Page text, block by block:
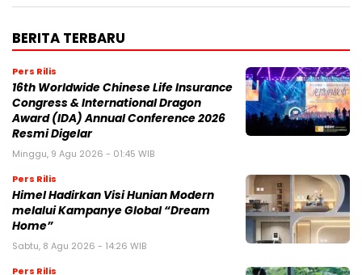
BERITA TERBARU
Pers Rilis
16th Worldwide Chinese Life Insurance
Congress & International Dragon
Award (IDA) Annual Conference 2026
Resmi Digelar
Minggu, 9 Agu 2026 - 01:45 WIB
Pers Rilis
Himel Hadirkan Visi Hunian Modern
melalui Kampanye Global “Dream
Home”
Sabtu, 8 Agu 2026 - 14:26 WIB
Pers Rilis